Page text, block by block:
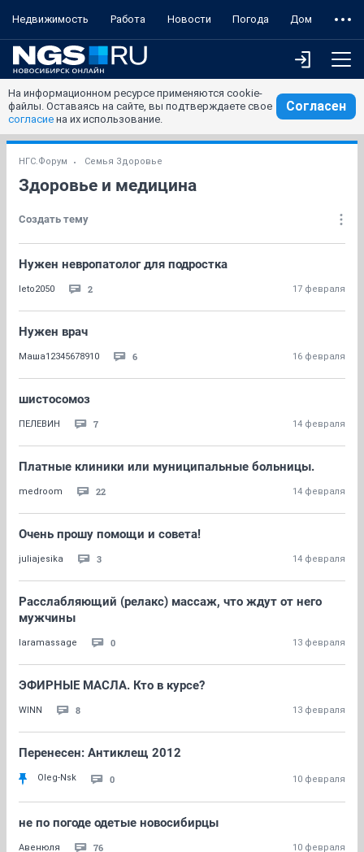
Недвижимость Работа Новости Погода Дом
На информационном ресурсе применяются cookie-
файлы. Оставаясь на сайте, вы подтверждаете свое
согласие на их использование.
Согласен
НГС.Форум Семья Здоровье
Здоровье и медицина
Создать тему
Нужен невропатолог для подростка
leto2050 2 17 февраля
Нужен врач
Маша12345678910 6 16 февраля
шистосомоз
ПЕЛЕВИН 7 14 февраля
Платные клиники или муниципальные больницы.
medroom 22 14 февраля
Очень прошу помощи и совета!
juliajesika 3 14 февраля
Расслабляющий (релакс) массаж, что ждут от него
мужчины
laramassage 0 13 февраля
ЭФИРНЫЕ МАСЛА. Кто в курсе?
WINN 8 13 февраля
Перенесен: Антиклещ 2012
Oleg-Nsk 0 10 февраля
не по погоде одетые новосибирцы
Авенюля 76 10 февраля